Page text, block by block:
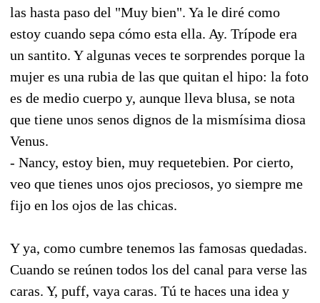
las hasta paso del "Muy bien". Ya le diré como
estoy cuando sepa cómo esta ella. Ay. Trípode era
un santito. Y algunas veces te sorprendes porque la
mujer es una rubia de las que quitan el hipo: la foto
es de medio cuerpo y, aunque lleva blusa, se nota
que tiene unos senos dignos de la mismísima diosa
Venus.
- Nancy, estoy bien, muy requetebien. Por cierto,
veo que tienes unos ojos preciosos, yo siempre me
fijo en los ojos de las chicas.
Y ya, como cumbre tenemos las famosas quedadas.
Cuando se reúnen todos los del canal para verse las
caras. Y, puff, vaya caras. Tú te haces una idea y